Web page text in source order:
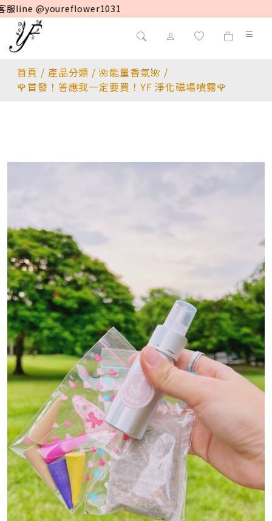
常見問題請先詳閱
首頁 / 產品分類 / 🌺能量香氛🌺 /
🌹首發！答應我一定要買！YF 淨化磁場噴霧🌹